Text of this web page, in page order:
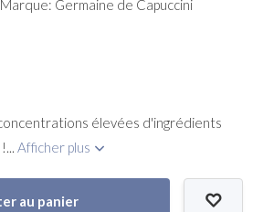
Marque: Germaine de Capuccini
élevées d'ingrédients
!...Afficher plus
au panier